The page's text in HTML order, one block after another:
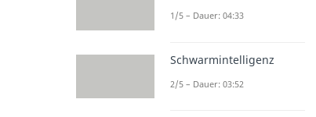
1/5 – Dauer: 04:33
Schwarmintelligenz
2/5 – Dauer: 03:52